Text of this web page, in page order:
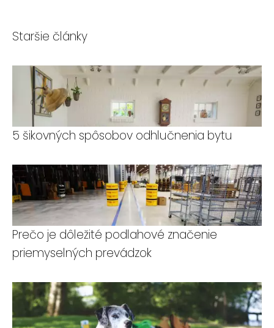
Staršie články
5 šikovných spôsobov odhlučnenia bytu
Prečo je dôležité podlahové značenie
priemyselných prevádzok